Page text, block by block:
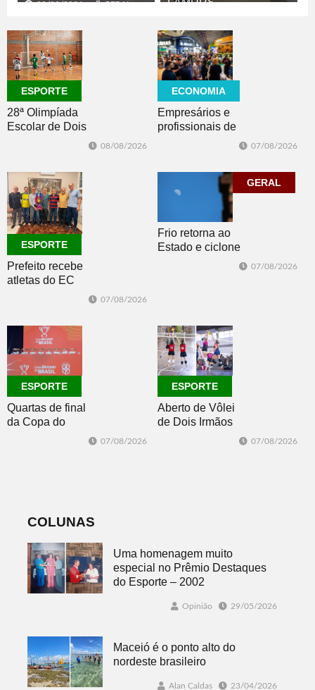
08/08/2026 GERAL
CULTURA
ESPORTE
28ª Olimpíada
Escolar de Dois
08/08/2026
ECONOMIA
Empresários e
profissionais de
07/08/2026
ESPORTE
Prefeito recebe
atletas do EC
Master 65+
07/08/2026
GERAL
Frio retorna ao
Estado e ciclone
07/08/2026
ESPORTE
Quartas de final
da Copa do
Brasil 2026: veja
07/08/2026
ESPORTE
Aberto de Vôlei
de Dois Irmãos
07/08/2026
COLUNAS
Uma homenagem muito
especial no Prêmio Destaques
do Esporte – 2002
Opinião 29/05/2026
Maceió é o ponto alto do
nordeste brasileiro
Alan Caldas 23/04/2026